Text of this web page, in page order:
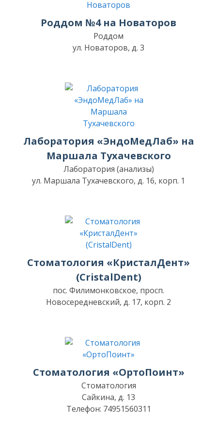
Роддом №4 на Новаторов
Роддом
ул. Новаторов, д. 3
Лаборатория «ЭндоМедЛаб» на
Маршала Тухачевского
Лаборатория (анализы)
ул. Маршала Тухачевского, д. 16, корп. 1
Стоматология «КристалДент»
(CristalDent)
пос. Филимонковское, просп.
Новосередневский, д. 17, корп. 2
Стоматология «ОртоПоинт»
Стоматология
Сайкина, д. 13
Телефон: 74951560311